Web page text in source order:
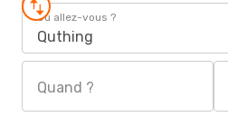
Où allez-vous ?
Quthing
Quand ?